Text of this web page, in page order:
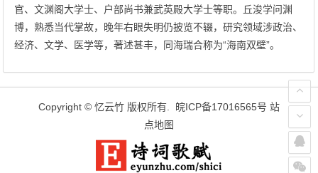
官、文渊阁大学士、户部尚书兼武英殿大学士等职。丘浚学问渊
博，熟悉当代掌故，晚年右眼失明仍披览不辍，研究领域涉政治、
经济、文学、医学等，著述甚丰，同海瑞合称为“海南双壁”。
Copyright © 忆云竹 版权所有. 皖ICP备17016565号 站
点地图